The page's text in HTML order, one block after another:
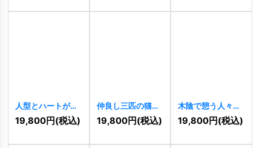
人型とハートが重
なる温かいロゴ
10412 ]
19,800円(税込)
仲良し三匹の猫ロ
ゴ[ 10405]
19,800円(税込)
木陰で憩う人々の
コミュニティロゴ
10375]
19,800円(税込)